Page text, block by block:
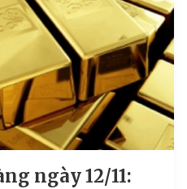
ngày 12/11: